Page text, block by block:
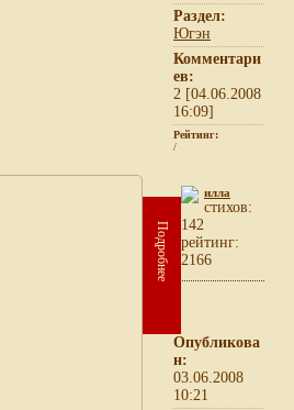
Раздел:
Югэн
Комментари
ев:
2 [04.06.2008
16:09]
Рейтинг:
/
Подробнее
илла
cтихов:
142
рейтинг:
2166
Опубликова
н:
03.06.2008
10:21